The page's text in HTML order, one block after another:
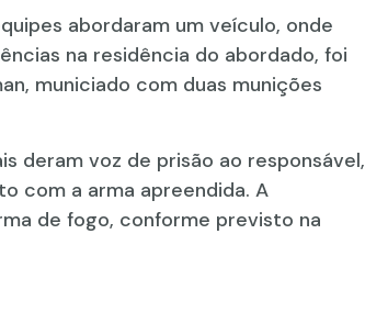
abordaram um veículo, onde
na residência do abordado, foi
municiado com duas munições
deram voz de prisão ao responsável,
com a arma apreendida. A
de fogo, conforme previsto na